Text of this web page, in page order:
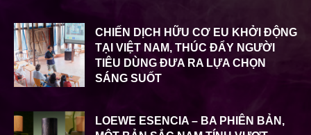
CHIẾN DỊCH HỮU CƠ EU KHỞI ĐỘNG
TẠI VIỆT NAM, THÚC ĐẨY NGƯỜI
TIÊU DÙNG ĐƯA RA LỰA CHỌN
SÁNG SUỐT
LOEWE ESENCIA – BA PHIÊN BẢN,